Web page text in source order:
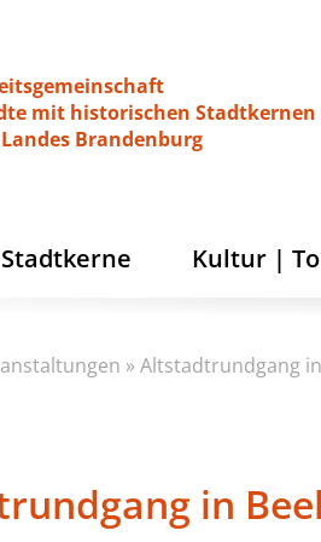
mit historischen Stadtkernen
Landes Brandenburg
Kultur |
»Altstadtrundgang
in